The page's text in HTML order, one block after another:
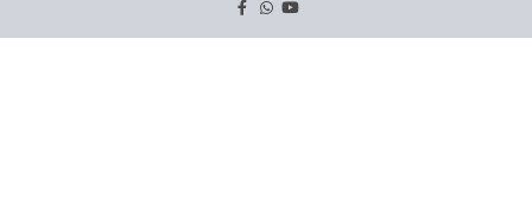
Facebook
Whatsapp
youtube